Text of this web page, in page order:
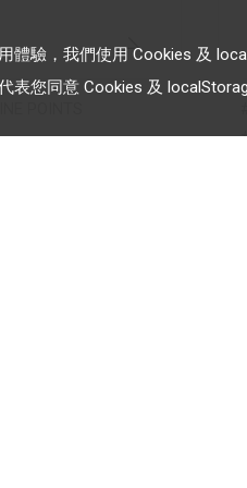
體驗，我們使用 Cookies 及
表您同意 Cookies 及